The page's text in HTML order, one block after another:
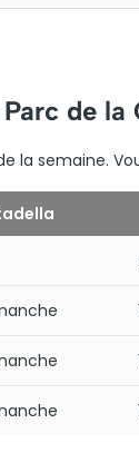
de
la semaine.